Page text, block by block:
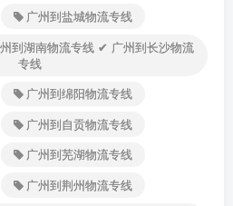
广州到盐城物流专线
到湖南物流专线 ✔ 广州到长沙物流
专线
广州到绵阳物流专线
广州到自贡物流专线
广州到芜湖物流专线
广州到荆州物流专线